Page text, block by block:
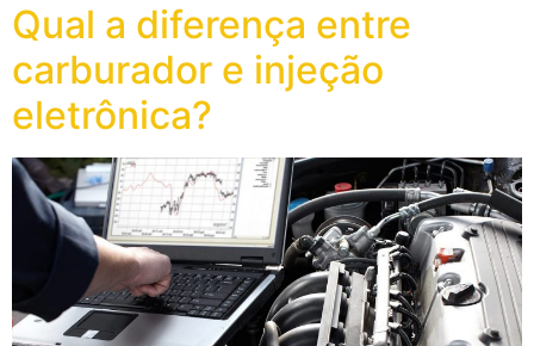
Qual a diferença entre
carburador e injeção
eletrônica?